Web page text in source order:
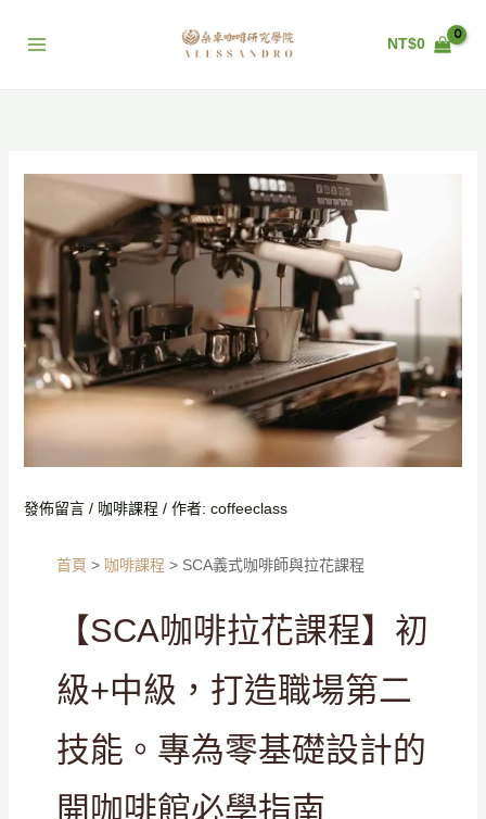
NT$0
發佈留言 / 咖啡課程 / 作者: coffeeclass
首頁 > 咖啡課程 > SCA義式咖啡師與拉花課程
【SCA咖啡拉花課程】初
級+中級，打造職場第二
技能。專為零基礎設計的
開咖啡館必學指南